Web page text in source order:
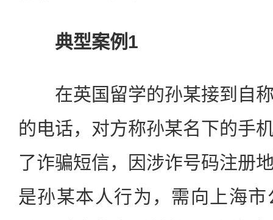
典型案例1
在英国留学的孙某接到自称
的电话，对方称孙某名下的手
了诈骗短信，因涉诈号码注册
是孙某本人行为，需向上海